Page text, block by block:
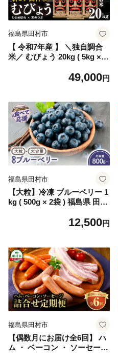
福島県田村市
【 令和7年産 】 ＼独自調合
米／ むびょう 20kg ( 5kg × 4
のつぶ 米 白米 精米 ギフト
49,000円
福島県田村市
【大粒】冷凍 ブルーベリー 1
kg ( 500g × 2袋 ) 福島県 田村
12,500円
福島県田村市
【偶数月にお届け全6回】 ハ
ム ・ ベーコン ・ ソーセージ